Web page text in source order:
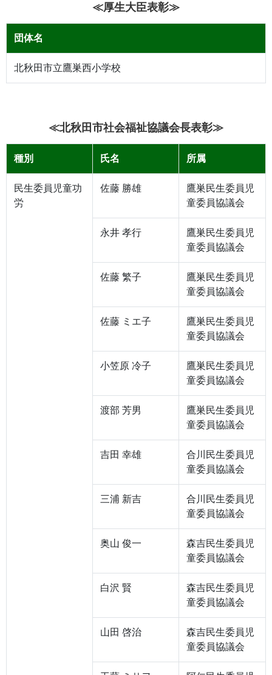
≪厚生大臣表彰≫
団体名
北秋田市立鷹巣西小学校
≪北秋田市社会福祉協議会長表彰≫
種別 氏名 所属
民生委員児童功
労
佐藤 勝雄
鷹巣民生委員児
童委員協議会
永井 孝行
鷹巣民生委員児
童委員協議会
佐藤 繁子
鷹巣民生委員児
童委員協議会
佐藤 ミエ子
鷹巣民生委員児
童委員協議会
小笠原 冷子
鷹巣民生委員児
童委員協議会
渡部 芳男
鷹巣民生委員児
童委員協議会
吉田 幸雄
合川民生委員児
童委員協議会
三浦 新吉
合川民生委員児
童委員協議会
奥山 俊一
森吉民生委員児
童委員協議会
白沢 賢
森吉民生委員児
童委員協議会
山田 啓治
森吉民生委員児
童委員協議会